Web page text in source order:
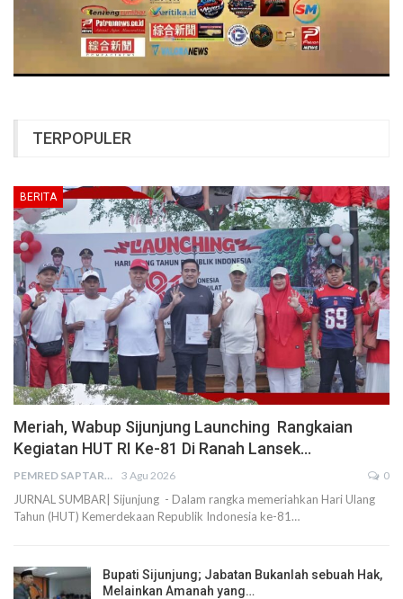
TERPOPULER
BERITA
Meriah, Wabup Sijunjung Launching Rangkaian
Kegiatan HUT RI Ke-81 Di Ranah Lansek…
PEMRED SAPTARIUS 3 Agu 2026 0
JURNAL SUMBAR| Sijunjung - Dalam rangka memeriahkan Hari Ulang
Tahun (HUT) Kemerdekaan Republik Indonesia ke-81…
Bupati Sijunjung; Jabatan Bukanlah sebuah Hak,
Melainkan Amanah yang…